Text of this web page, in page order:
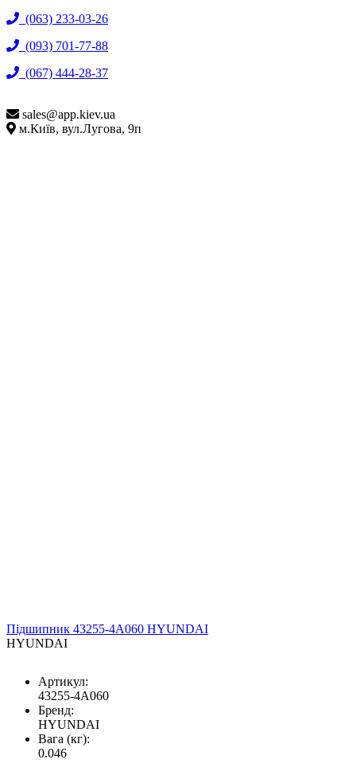
(063) 233-03-26
(093) 701-77-88
(067) 444-28-37
sales@app.kiev.ua
м.Київ, вул.Лугова, 9п
Підшипник 43255-4A060 HYUNDAI
HYUNDAI
Артикул:
43255-4A060
Бренд:
HYUNDAI
Вага (кг):
0.046